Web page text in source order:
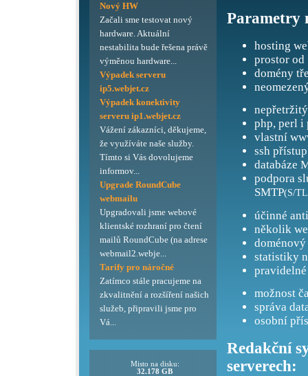
Parametry
hosting
prostor od
domény
php, perl i
vlastní
ssh přístup
databáze
podpora
SMTP(S/
účinné
několik
doménový
statistiky
možnost
správa
osobní
Redakční
serverech:
Nový HW
Začali sme testovat nový
hardware. Aktuální
nestabilita bude řešena právě
výměnou hardware...
Výpadek serveru
ip5.webjet.cz
Výpadek konektivity
serveru ip1.webjet.cz
Vážení zákazníci, děkujeme,
že využíváte naše služby.
Tímto si Vás dovolujeme
informov...
Upgrade RoundCube
webmailu
Upgradovali jsme webové
klientské rozhraní pro čtení
mailů RoundCube (na adrese
webmail2.webje...
Tarify pro náročné
Zatímco stále pracujeme na
zkvalitnění a rozšíření našich
služeb, připravili jsme pro
Vá...
Misto na disku:
32.178 GB